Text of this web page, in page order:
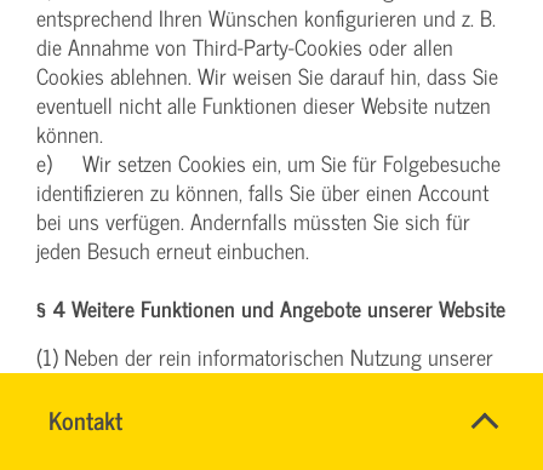
Kontakt
Name*
SVG-
Wiki
entsprechend Ihren Wünschen konfigurieren und z. B.
die Annahme von Third-Party-Cookies oder allen
Cookies ablehnen. Wir weisen Sie darauf hin, dass Sie
eventuell nicht alle Funktionen dieser Website nutzen
können.
e) Wir setzen Cookies ein, um Sie für Folgebesuche
identifizieren zu können, falls Sie über einen Account
bei uns verfügen. Andernfalls müssten Sie sich für
jeden Besuch erneut einbuchen.
§ 4 Weitere Funktionen und Angebote unserer Website
(1) Neben der rein informatorischen Nutzung unserer
bei Interesse nutzen können. Dazu müssen Sie in der